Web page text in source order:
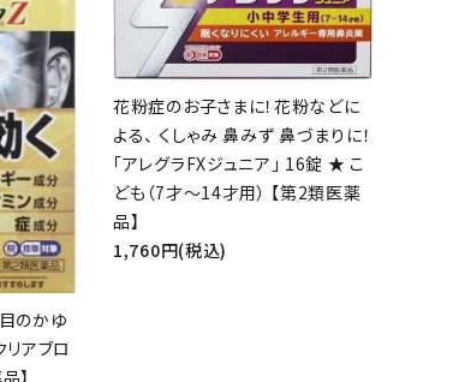
のかゆ
アブロ
】
花粉症のお子さまに！花粉などに
よる、 くしゃみ 鼻みず 鼻づまりに！
「アレグラFXジュニア」 16錠 ★ こ
ども（7才～14才用） 【第2類医薬
品】
1,760円(税込)